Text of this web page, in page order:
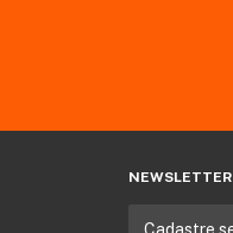
NEWSLETTER